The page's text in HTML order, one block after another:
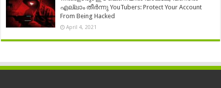
എല്ലാം തീർന്നു YouTubers: Protect Your Account
From Being Hacked
April 4, 2021